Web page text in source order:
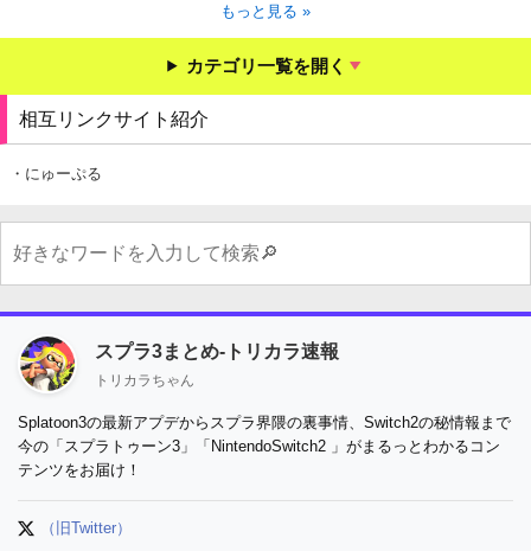
もっと見る »
カテゴリ一覧を開く
相互リンクサイト紹介
・にゅーぷる
スプラ3まとめ-トリカラ速報
トリカラちゃん
Splatoon3の最新アプデからスプラ界隈の裏事情、Switch2の秘情報まで
今の「スプラトゥーン3」「NintendoSwitch2 」がまるっとわかるコン
テンツをお届け！
（旧Twitter）